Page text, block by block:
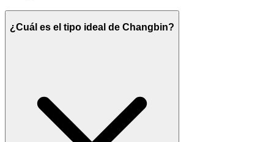
¿Cuál es el tipo ideal de Changbin?